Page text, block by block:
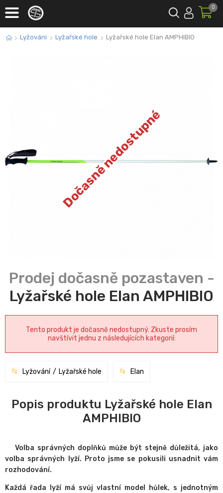
0
Lyžování Lyžařské hole Lyžařské hole Elan AMPHIBIO
Dočasně nedostupné
Lyžařské hole Elan AMPHIBIO
Tento produkt je dočasně nedostupný. Zkuste prosím
navštívit jednu z následujících kategorií:
Lyžování Lyžařské hole Elan
Popis produktu Lyžařské hole Elan
AMPHIBIO
Volba správných doplňků může být stejně důležitá, jako
volba správných lyží. Proto jsme se pokusili usnadnit vám
rozhodování.
Každá řada lyží má svůj vlastní model hůlek, s jednotným